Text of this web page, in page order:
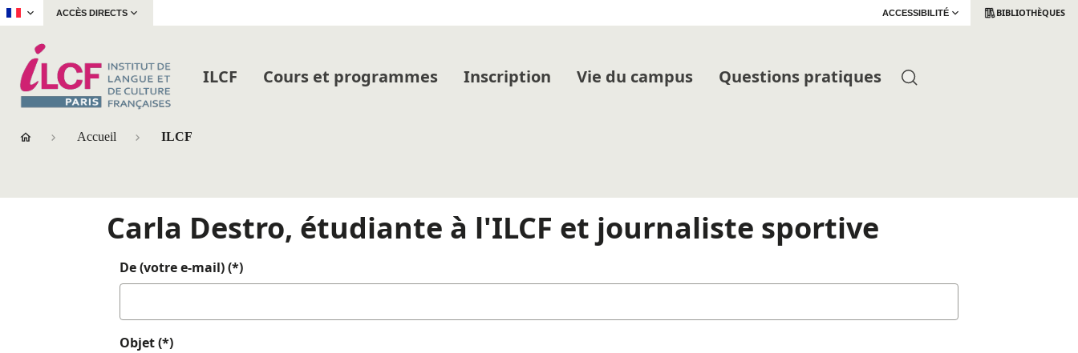
| ACCÈS DIRECTS ACCESSIBILITÉ BIBLIOTHÈQUES
ILCF Cours et programmes Inscription Vie du campus Questions pratiques
Accueil ILCF
Carla Destro, étudiante à l'ILCF et journaliste sportive
De (votre e-mail) (*)
Objet (*)